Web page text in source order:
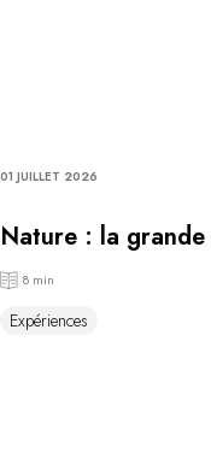
01 JUILLET 2026
Nature : la
8 min
Expériences